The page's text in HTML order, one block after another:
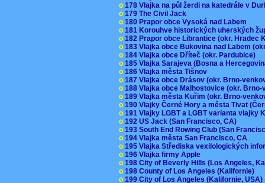
o 178 Vlajka na půl žerdi na katedrále v
o 179 The Civil Jack
o 180 Prapor obce Vysoká nad Labem
o 181 Korouhve historických uherských
o 182 Prapor obce Librantice (okr. Hradec
o 183 Vlajka obce Bukovina nad Labem
o 184 Vlajka obce Dříteč (okr. Pardubice)
o 185 Vlajka Sarajeva (Bosna a
o 186 Vlajka města Tišnov
o 187 Vlajka obce Drásov (okr. Brno-
o 188 Vlajka obce Malhostovice (okr.
o 189 Vlajka města Kuřim (okr. Brno-
o 190 Vlajky Černé Hory a města Tivat
o 191 Vlajky LGBT a LGBT varianta vlajky
o 192 US Jack (San Francisco, CA)
o 193 South End Rowing Club (San
o 194 Vlajka města San Francisco, CA
o 195 Vlajka Střediska vexilologických
o 196 Vlajka firmy Apple
o 198 City of Beverly Hills (Los Angeles,
o 198 County of Los Angeles (Kalifornie)
o 199 City of Los Angeles (Kalifornie,